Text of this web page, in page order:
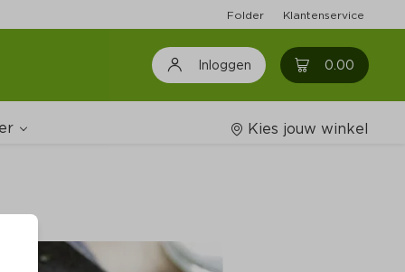
Folder Klantenservice
Inloggen 0.00 0
Kies jouw winkel